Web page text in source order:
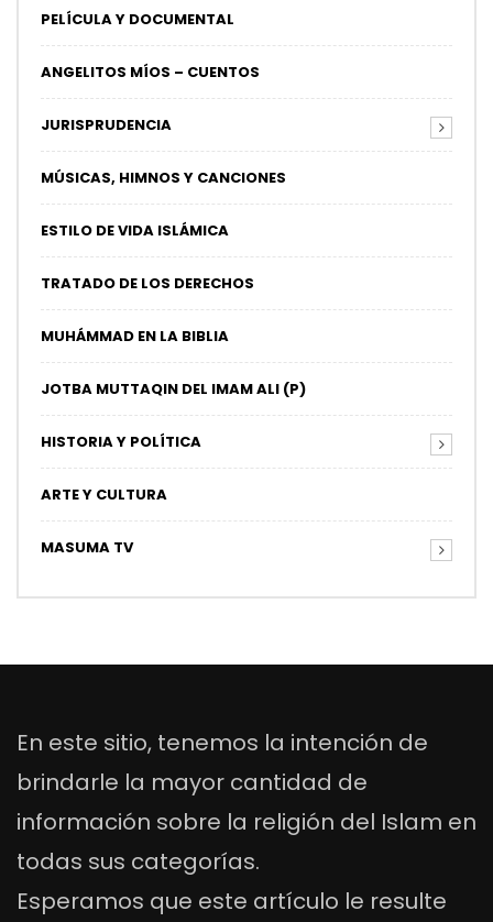
PELÍCULA Y DOCUMENTAL
ANGELITOS MÍOS – CUENTOS
JURISPRUDENCIA
MÚSICAS, HIMNOS Y CANCIONES
ESTILO DE VIDA ISLÁMICA
TRATADO DE LOS DERECHOS
MUHÁMMAD EN LA BIBLIA
JOTBA MUTTAQIN DEL IMAM ALI (P)
HISTORIA Y POLÍTICA
ARTE Y CULTURA
MASUMA TV
En este sitio, tenemos la intención de
brindarle la mayor cantidad de
información sobre la religión del Islam en
todas sus categorías.
Esperamos que este artículo le resulte